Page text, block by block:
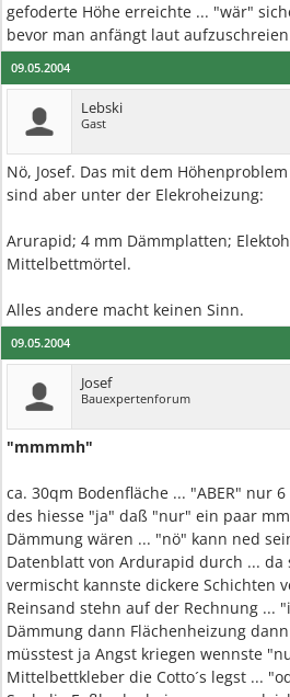
gefoderte Höhe erreichte ... "wär"
bevor man anfängt laut aufzuschreien
09.05.2004
Lebski
Gast
Nö, Josef. Das mit dem
sind aber unter der Elekroheizung:
Arurapid; 4 mm Dämmplatten;
Mittelbettmörtel.
Alles andere macht keinen Sinn.
09.05.2004
Josef
Bauexpertenforum
"mmmmh"
ca. 30qm Bodenfläche ... "ABER" nur
des hiesse "ja" daß "nur" ein paar
Dämmung wären ... "nö" kann ned
Datenblatt von Ardurapid durch ... da
vermischt kannste dickere Schichten
Reinsand stehn auf der Rechnung ...
Dämmung dann Flächenheizung
müsstest ja Angst kriegen wennste
Mittelbettkleber die Cotto´s legst ...